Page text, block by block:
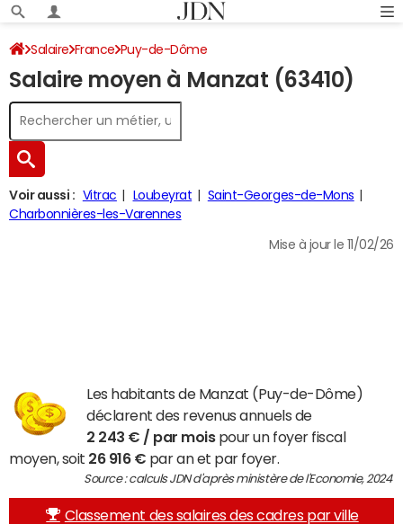
Salaire France Puy-de-Dôme
Salaire moyen à Manzat (63410)
Voir aussi : Vitrac Loubeyrat
Saint-Georges-de-Mons
Charbonnières-les-Varennes
Mise à jour le 11/02/26
Les habitants de Manzat (Puy-de-Dôme)
déclarent des revenus annuels de
2 243 € / par moispour un foyer fiscal
moyen, soit 26 916 € par an et par foyer.
Source : calculs JDN d'après ministère de l'Economie, 2024
Classement des salaires des cadres par ville